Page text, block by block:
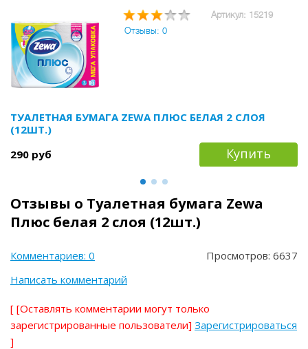
Артикул: 15219
Отзывы: 0
ТУАЛЕТНАЯ БУМАГА ZEWA ПЛЮС БЕЛАЯ 2 СЛОЯ
(12ШТ.)
290 руб
Купить
Отзывы о Туалетная бумага Zewa
Плюс белая 2 слоя (12шт.)
Комментариев: 0
Просмотров: 6637
Написать комментарий
[ [Оставлять комментарии могут только
зарегистрированные пользователи] Зарегистрироваться
]